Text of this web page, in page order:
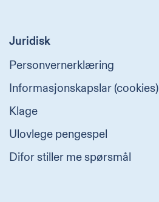
Juridisk
Personvernerklæring
Informasjonskapslar (cookies)
Klage
Ulovlege pengespel
Difor stiller me spørsmål